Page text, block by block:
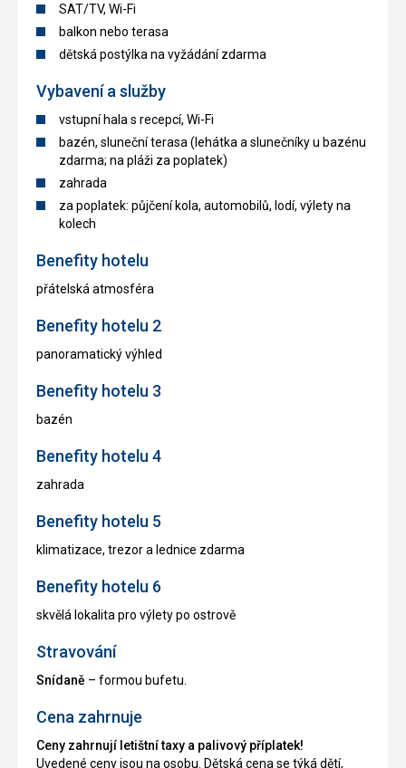
SAT/TV, Wi-Fi
balkon nebo terasa
dětská postýlka na vyžádání zdarma
Vybavení a služby
vstupní hala s recepcí, Wi-Fi
bazén, sluneční terasa (lehátka a slunečníky u bazénu
zdarma; na pláži za poplatek)
zahrada
za poplatek: půjčení kola, automobilů, lodí, výlety na
kolech
Benefity hotelu
přátelská atmosféra
Benefity hotelu 2
panoramatický výhled
Benefity hotelu 3
bazén
Benefity hotelu 4
zahrada
Benefity hotelu 5
klimatizace, trezor a lednice zdarma
Benefity hotelu 6
skvělá lokalita pro výlety po ostrově
Stravování
Snídaně – formou bufetu.
Cena zahrnuje
Ceny zahrnují letištní taxy a palivový příplatek!
Uvedené ceny jsou na osobu. Dětská cena se týká dětí,